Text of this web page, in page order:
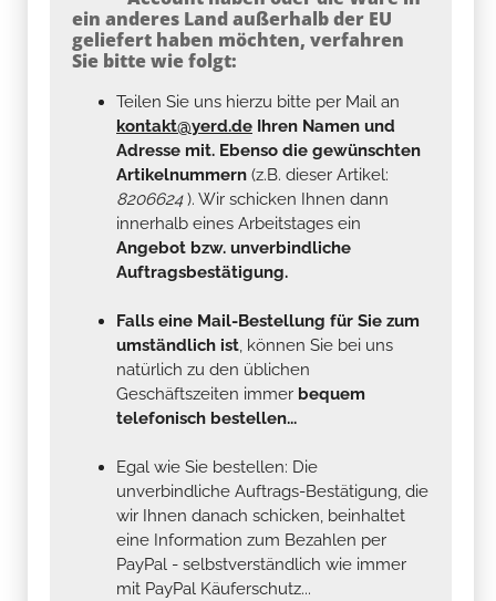
ein anderes Land außerhalb der EU
geliefert haben möchten, verfahren
Sie bitte wie folgt:
Teilen Sie uns hierzu bitte per Mail an
kontakt@yerd.de Ihren Namen und
Adresse mit. Ebenso die gewünschten
Artikelnummern (z.B. dieser Artikel:
8206624). Wir schicken Ihnen dann
innerhalb eines Arbeitstages ein
Angebot bzw. unverbindliche
Auftragsbestätigung.
Falls eine Mail-Bestellung für Sie zum
umständlich ist, können Sie bei uns
natürlich zu den üblichen
Geschäftszeiten immer bequem
telefonisch bestellen...
Egal wie Sie bestellen: Die
unverbindliche Auftrags-Bestätigung, die
wir Ihnen danach schicken, beinhaltet
eine Information zum Bezahlen per
PayPal - selbstverständlich wie immer
mit PayPal Käuferschutz...